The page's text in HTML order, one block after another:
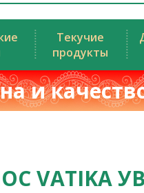
Текучие
продукты
и
VATIKA